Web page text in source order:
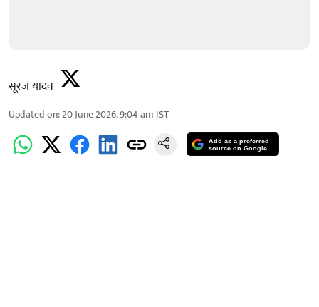
सूरज यादव
Updated on:20 June 2026, 9:04 am IST
Add as a preferred
source on Google